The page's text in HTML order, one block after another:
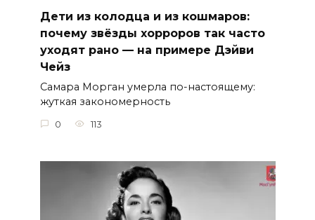
Дети из колодца и из кошмаров:
почему звёзды хорроров так часто
уходят рано — на примере Дэйви
Чейз
Самара Морган умерла по-настоящему:
жуткая закономерность
0 113